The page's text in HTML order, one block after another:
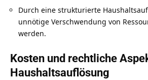
Durch eine strukturierte
unnötige Verschwendung von
werden.
Kosten und rechtliche
Haushaltsauflösung